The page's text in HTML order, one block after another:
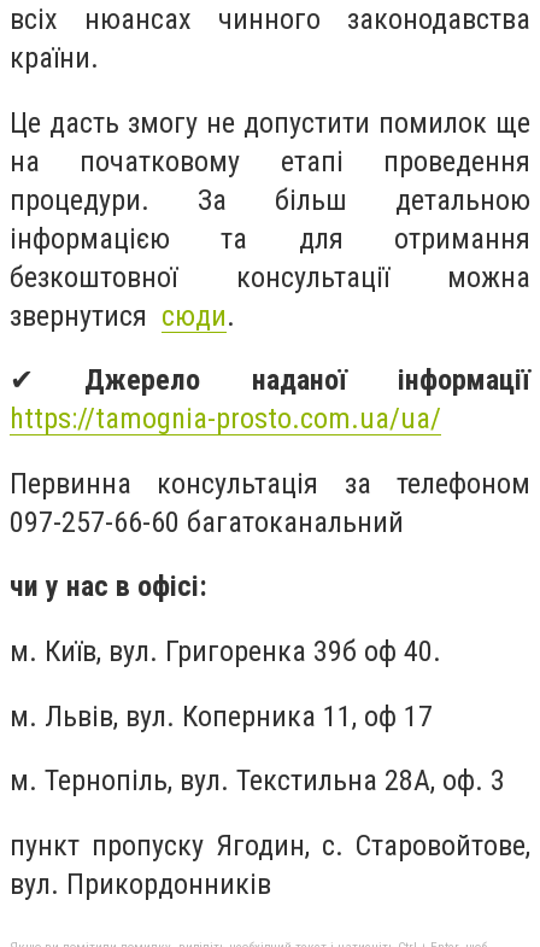
всіх нюансах чинного законодавства
країни.
Це дасть змогу не допустити помилок ще
на початковому етапі проведення
процедури. За більш детальною
інформацією та для отримання
безкоштовної консультації можна
звернутися сюди.
✔ Джерело наданої інформації
https://tamognia-prosto.com.ua/ua/
Первинна консультація за телефоном
097-257-66-60 багатоканальний
чи у нас в офісі:
м. Київ, вул. Григоренка 39б оф 40.
м. Львів, вул. Коперника 11, оф 17
м. Тернопіль, вул. Текстильна 28А, оф. 3
пункт пропуску Ягодин, с. Старовойтове,
вул. Прикордонників